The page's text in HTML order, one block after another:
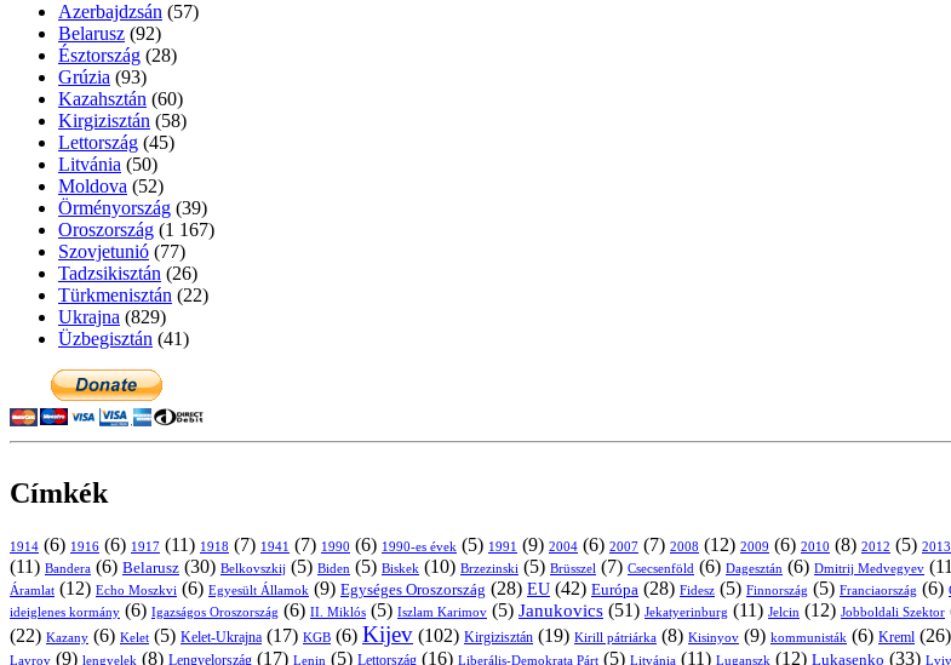
Azerbajdzsán (57)
Belarusz (92)
Észtország (28)
Grúzia (93)
Kazahsztán (60)
Kirgizisztán (58)
Lettország (45)
Litvánia (50)
Moldova (52)
Örményország (39)
Oroszország (1 167)
Szovjetunió (77)
Tadzsikisztán (26)
Türkmenisztán (22)
Ukrajna (829)
Üzbegisztán (41)
Címkék
1914 (6) 1916 (6) 1917 (11) 1918 (7) 1941 (7) 1990 (6) 1990-es évek (5) 1991 (9) 2004 (6) 2007 (7) 2008 (12) 2009 (6) 2010 (8) 2012 (5) 2013
(11) Bandera (6) Belarusz (30) Belkovszkij (5) Biden (5) Biskek (10) Brzezinski (5) Brüsszel (7) Csecsenföld (6) Dagesztán (6) Dmitrij Medvegyev
Áramlat (12) Echo Moszkvi (6) Egyesült Államok (9) Egységes Oroszország (28) EU (42) Európa (28) Fidesz (5) Finnország (5) Franciaország (6)
ideiglenes kormány (6) Igazságos Oroszország (6) II. Miklós (5) Iszlam Karimov (5) Janukovics (51) Jekatyerinburg (11) Jelcin (12) Jobboldali Szektor
(22) Kazany (6) Kelet (5) Kelet-Ukrajna (17) KGB (6) Kijev (102) Kirgizisztán (19) Kirill pátriárka (8) Kisinyov (9) kommunisták (6) Kreml (26)
Lavrov (9) lengyelek (8) Lengyelország (17) Lenin (5) Lettország (16) Liberális-Demokrata Párt (5) Litvánia (11) Luganszk (12) Lukasenko (33) Lviv